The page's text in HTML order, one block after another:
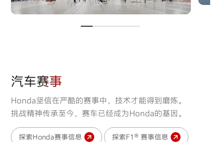
汽车赛事
Honda坚信在严酷的赛事中，技术才能得到磨炼。
挑战精神传承至今，赛车已经成为Honda的基因。
探索Honda赛事信息 探索F1® 赛事信息